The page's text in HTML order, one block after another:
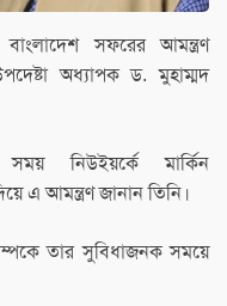
বাংলাদেশ সফরের আমন্ত্রণ
অধ্যাপক ড. মুহাম্মদ
নিউইয়র্কে মার্কিন
এ আমন্ত্রণ জানান তিনি।
তার সুবিধাজনক সময়ে